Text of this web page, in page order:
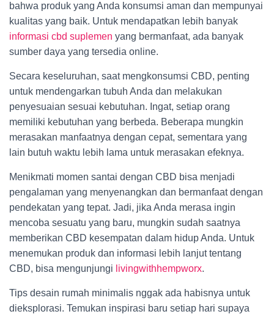
bahwa produk yang Anda konsumsi aman dan mempunyai
kualitas yang baik. Untuk mendapatkan lebih banyak
informasi cbd suplemen yang bermanfaat, ada banyak
sumber daya yang tersedia online.
Secara keseluruhan, saat mengkonsumsi CBD, penting
untuk mendengarkan tubuh Anda dan melakukan
penyesuaian sesuai kebutuhan. Ingat, setiap orang
memiliki kebutuhan yang berbeda. Beberapa mungkin
merasakan manfaatnya dengan cepat, sementara yang
lain butuh waktu lebih lama untuk merasakan efeknya.
Menikmati momen santai dengan CBD bisa menjadi
pengalaman yang menyenangkan dan bermanfaat dengan
pendekatan yang tepat. Jadi, jika Anda merasa ingin
mencoba sesuatu yang baru, mungkin sudah saatnya
memberikan CBD kesempatan dalam hidup Anda. Untuk
menemukan produk dan informasi lebih lanjut tentang
CBD, bisa mengunjungi livingwithhempworx.
Tips desain rumah minimalis nggak ada habisnya untuk
dieksplorasi. Temukan inspirasi baru setiap hari supaya